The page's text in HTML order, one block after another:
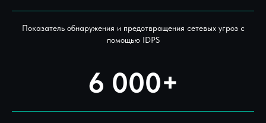
Показатель обнаружения и предотвращения сетевых угроз с
помощью IDPS
6 000+